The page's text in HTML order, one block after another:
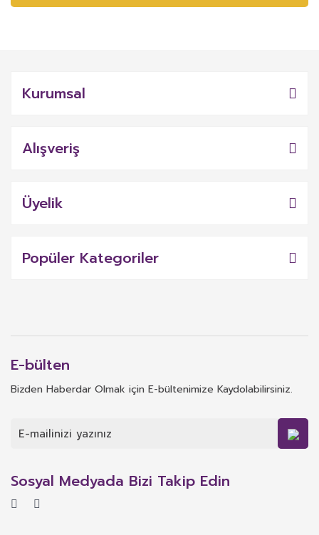
Kurumsal
Alışveriş
Üyelik
Popüler Kategoriler
E-bülten
Bizden Haberdar Olmak için E-bültenimize Kaydolabilirsiniz.
Sosyal Medyada Bizi Takip Edin